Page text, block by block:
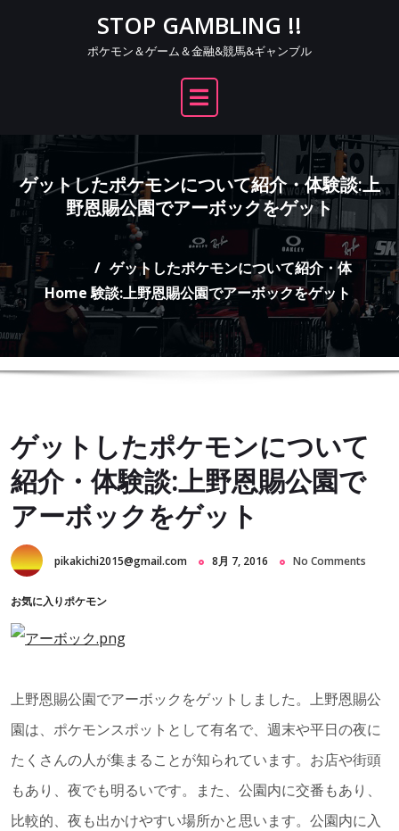
STOP GAMBLING !!
ポケモン＆ゲーム＆金融&競馬&ギャンブル
ゲットしたポケモンについて紹介・体験談:上
野恩賜公園でアーボックをゲット
Home
ゲットしたポケモンについて紹介・体
験談:上野恩賜公園でアーボックをゲット
ゲットしたポケモンについて
紹介・体験談:上野恩賜公園で
アーボックをゲット
pikakichi2015@gmail.com 8月 7, 2016 No Comments
お気に入りポケモン
上野恩賜公園でアーボックをゲットしました。上野恩賜公
園は、ポケモンスポットとして有名で、週末や平日の夜に
たくさんの人が集まることが知られています。お店や街頭
もあり、夜でも明るいです。また、公園内に交番もあり、
比較的、夜も出かけやすい場所かと思います。公園内に入